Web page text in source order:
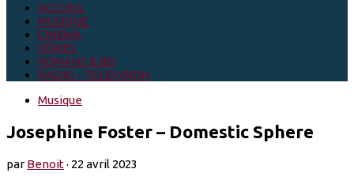
ACCUEIL
MUSIQUE
CINEMA
SÉRIES
ROMANS & BD
RADIO - TELEVISION
Musique
Josephine Foster – Domestic Sphere
parBenoit· 22 avril 2023